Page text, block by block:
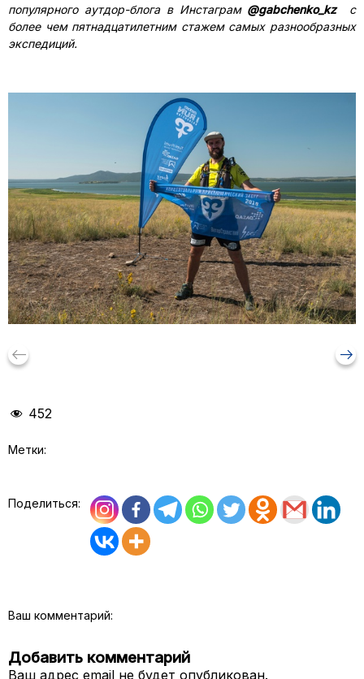
популярного аутдор-блога в Инстаграм @gabchenko_kzс
более чем пятнадцатилетним стажем самых разнообразных
экспедиций.
keyboard_backspace arrow_right_alt
452
Метки:
Поделиться:
Ваш комментарий:
Добавить комментарий
Ваш адрес email не будет опубликован.